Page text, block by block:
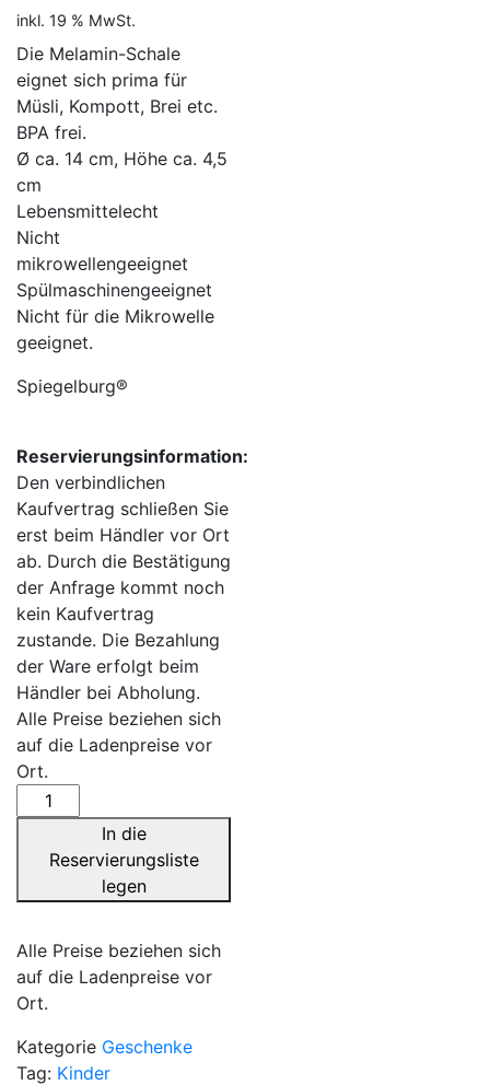
inkl. 19 % MwSt.
Die Melamin-Schale
eignet sich prima für
Müsli, Kompott, Brei etc.
BPA frei.
Ø ca. 14 cm, Höhe ca. 4,5
cm
Lebensmittelecht
Nicht
mikrowellengeeignet
Spülmaschinengeeignet
Nicht für die Mikrowelle
geeignet.
Spiegelburg®
Reservierungsinformation:
Den verbindlichen
Kaufvertrag schließen Sie
erst beim Händler vor Ort
ab. Durch die Bestätigung
der Anfrage kommt noch
kein Kaufvertrag
zustande. Die Bezahlung
der Ware erfolgt beim
Händler bei Abholung.
Alle Preise beziehen sich
auf die Ladenpreise vor
Ort.
Melamin-
Schale
Pferd,
Freche
Rasselbande
In die
Reservierungsliste
legen
Alle Preise beziehen sich
auf die Ladenpreise vor
Ort.
Kategorie Geschenke
Tag: Kinder